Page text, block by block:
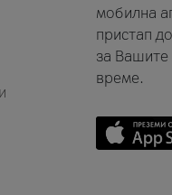
мобилна
пристап
за Вашите
време.